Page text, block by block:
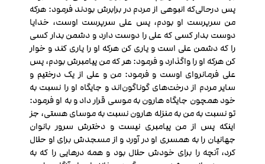
پس درحالی‌که انبوهی از مردم در برابرش بودند فرمود: هرکه
من سرپرست او بودم، پس علی سرپرست اوست، خدایا
دوست بدار کسی که علی را دوست دارد و دشمن بدار کسی
را که دشمن علی است و یاری کن هرکه او را یاری کند و خوار
کن هرکه او را وا‌گذارد و فرمود: هر که من پیامبرش بودم، پس
علی فرمانروای اوست و فرمود: من و علی از یک درختیم و
سایر مردم از درخت‌های گوناگون‌اند و جایگاه او را نسبت به
خود همچون جایگاه هارون به موسی قرار داد و به او فرمود:
تو نسبت به من به منزله هارون نسبت به موسای هستی، جز
اینکه پس از من پیامبری نیست و دخترش سرور بانوان
جهانیان را به همسری او در آورد و از مسجدش برای او حلال
کرد، آنچه را برای خودش حلال بود و همه درهایی را که به